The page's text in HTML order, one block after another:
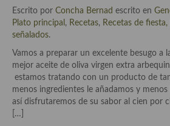
Especias, hierbas, condimentos,
Historia de la gastronomía, platos
historias culinarias y otras cosas
Origen y evolución de la comida
Protocolo y buenas maneras.
Escrito por Concha Bernad escrito en
Plato principal , Recetas, Recetas de
señalados.
Vamos a preparar un excelente besugo a
mejor aceite de oliva virgen extra
estamos tratando con un producto de
menos ingredientes le añadamos y
así disfrutaremos de su sabor al cien por
[…]